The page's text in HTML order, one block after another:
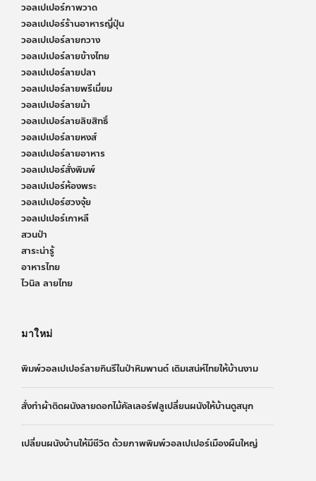
วอลเปเปอร์ภาพวาด
วอลเปเปอร์ร้านอาหารญี่ปุ่น
วอลเปเปอร์ลายกวาง
วอลเปเปอร์ลายข้างไทย
วอลเปเปอร์ลายปลา
วอลเปเปอร์ลายพรีเมี่ยม
วอลเปเปอร์ลายม้า
วอลเปเปอร์ลายลิขสิทธิ์
วอลเปเปอร์ลายหงส์
วอลเปเปอร์ลายอาหาร
วอลเปเปอร์สั่งพิมพ์
วอลเปเปอร์ห้องพระ
วอลเปเปอร์ฮวงจุ้ย
วอลเปเปอร์เกาหลี
สวนป่า
สาระน่ารู้
อาหารไทย
ไวนิล ลายไทย
มาใหม่
พิมพ์วอลเปเปอร์ลายกินรีในป่าหิมพานต์ เติมเสน่ห์ไทยให้บ้านงาม
สั่งทำผ้าติดผนังลายดอกไม้คัลเลอร์ฟลูเปลี่ยนผนังให้บ้านดูสนุก
เปลี่ยนผนังบ้านให้มีชีวิต ด้วยภาพพิมพ์วอลเปเปอร์เมืองผืนใหญ่